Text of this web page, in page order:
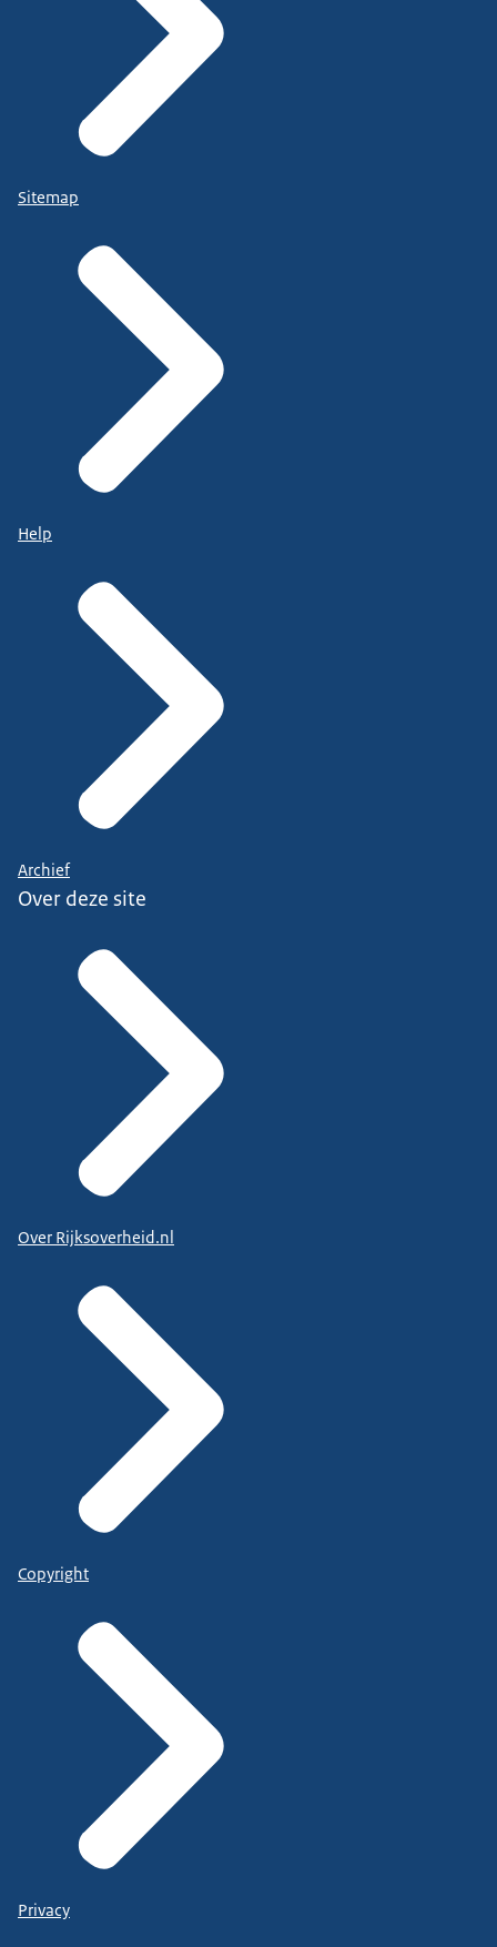
Sitemap
Help
Archief
Over deze site
Over Rijksoverheid.nl
Copyright
Privacy